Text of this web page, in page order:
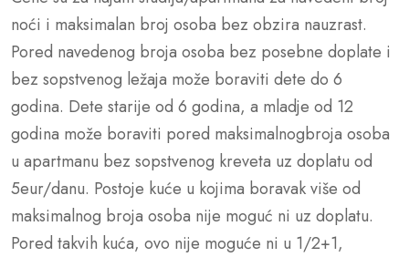
noći i maksimalan broj osoba bez obzira nauzrast.
Pored navedenog broja osoba bez posebne doplate i
bez sopstvenog ležaja može boraviti dete do 6
godina. Dete starije od 6 godina, a mladje od 12
godina može boraviti pored maksimalnogbroja osoba
u apartmanu bez sopstvenog kreveta uz doplatu od
5eur/danu. Postoje kuće u kojima boravak više od
maksimalnog broja osoba nije moguć ni uz doplatu.
Pored takvih kuća, ovo nije moguće ni u 1/2+1,